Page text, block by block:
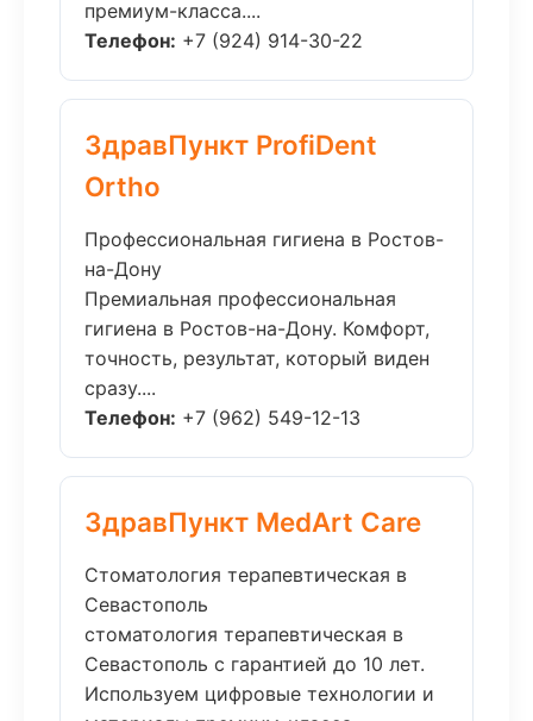
премиум-класса....
Телефон: +7 (924) 914-30-22
ЗдравПункт ProfiDent
Ortho
Профессиональная гигиена в Ростов-
на-Дону
Премиальная профессиональная
гигиена в Ростов-на-Дону. Комфорт,
точность, результат, который виден
сразу....
Телефон: +7 (962) 549-12-13
ЗдравПункт MedArt Care
Стоматология терапевтическая в
Севастополь
стоматология терапевтическая в
Севастополь с гарантией до 10 лет.
Используем цифровые технологии и